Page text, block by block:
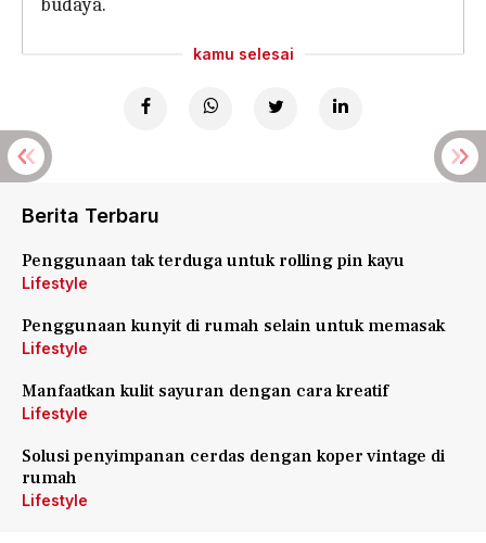
budaya.
kamu selesai
Berita Terbaru
Penggunaan tak terduga untuk rolling pin kayu
Lifestyle
Penggunaan kunyit di rumah selain untuk memasak
Lifestyle
Manfaatkan kulit sayuran dengan cara kreatif
Lifestyle
Solusi penyimpanan cerdas dengan koper vintage di
rumah
Lifestyle